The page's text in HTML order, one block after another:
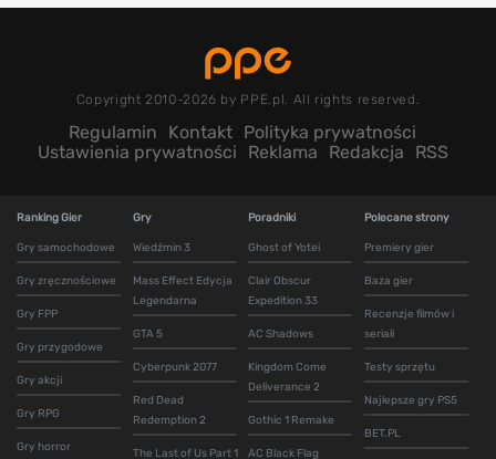
Copyright 2010-2026 by PPE.pl. All rights reserved.
Regulamin Kontakt Polityka prywatności
Ustawienia prywatności
Reklama Redakcja RSS
Ranking Gier
Gry samochodowe
Gry zręcznościowe
Gry FPP
Gry przygodowe
Gry akcji
Gry RPG
Gry horror
Gry
Wiedźmin 3
Mass Effect Edycja
Legendarna
GTA 5
Cyberpunk 2077
Red Dead
Redemption 2
The Last of Us Part 1
Poradniki
Ghost of Yotei
Clair Obscur
Expedition 33
AC Shadows
Kingdom Come
Deliverance 2
Gothic 1 Remake
AC Black Flag
Polecane strony
Premiery gier
Baza gier
Recenzje filmów i
seriali
Testy sprzętu
Najlepsze gry PS5
BET.PL